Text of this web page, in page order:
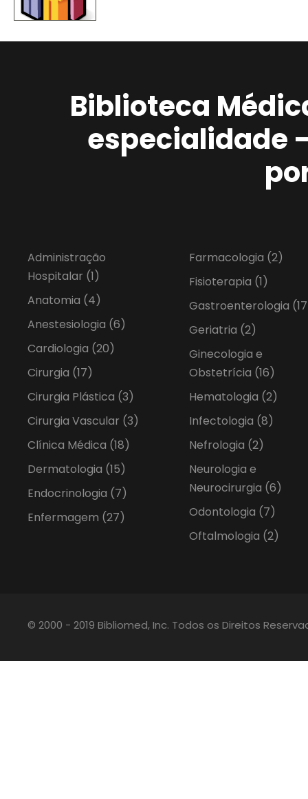
Biblioteca
especialidade
Administração
Hospitalar (1)
Anatomia (4)
Anestesiologia (6)
Cardiologia (20)
Cirurgia (17)
Cirurgia Plástica (3)
Cirurgia Vascular (3)
Clínica Médica (18)
Dermatologia (15)
Endocrinologia (7)
Enfermagem (27)
Farmacologia (2)
Fisioterapia (1)
Gastroenterologia
Geriatria (2)
Ginecologia e
Obstetrícia (16)
Hematologia (2)
Infectologia (8)
Nefrologia (2)
Neurologia e
Neurocirurgia (6)
Odontologia (7)
Oftalmologia (2)
© 2000 - 2019 Bibliomed, Inc. Todos os Direitos